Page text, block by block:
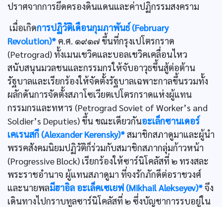
ปราศจากการยึดครองดินแดนและค่าปฏิกรรมสงคราม
เมื่อเกิดการปฏิวัติเดือนกุมภาพันธ์ (February
Revolution)* ค.ศ. ๑๙๑๗ ขึ้นที่กรุงเปโตรกราด
(Petrograd) ทั้งเมนเชวิคและบอลเชวิคเคลื่อนไหว
สนับสนุนมวลชนและกรรมกรให้จับอาวุธขึ้นสู้ต่อต้าน
รัฐบาลและเรียกร้องให้จัดตั้งรัฐบาลเฉพาะกาลขึ้นรวมทั้ง
ผลักดันการจัดตั้งสภาโซเวียตเปโตรกราดแห่งผู้แทน
กรรมกรและทหาร (Petrograd Soviet of Worker’s and
Soldier’s Deputies) ขึ้น ขณะเดียวกันอะเล็กซานเดอร์
เคเรนสกี (Alexander Kerensky)*สมาชิกสภาดูมาและผู้นำ
พรรคสังคมนิยมปฏิวัติก็ร่วมกับสมาชิกสภากลุ่มก้าวหน้า
(Progressive Block) เรียกร้องให้ซาร์นิโคลัสที่ ๒ ทรงสละ
พระราชอำนาจ ผู้แทนสภาดูมา ที่จงรักภักดีต่อราชวงศ์
และนายพลมีฮาอิล อะเล็คเซเยฟ (Mikhail Alekseyev)*จึง
เดินทางไปกราบทูลซาร์นิโคลัสที่ ๒ ซึ่งบัญชาการรบอยู่ใน